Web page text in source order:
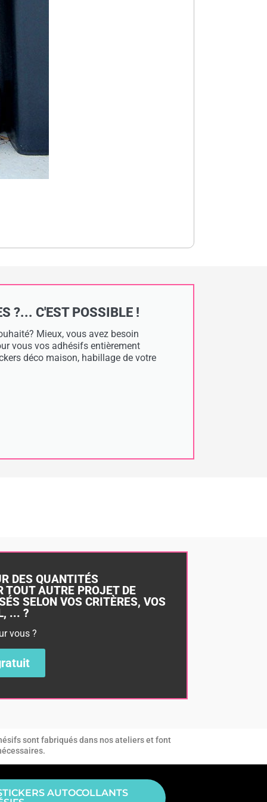
?... C'EST POSSIBLE !
Mieux, vous avez besoin
vous vos adhésifs entièrement
déco maison, habillage de votre
DES QUANTITÉS
TOUT AUTRE PROJET DE
SELON VOS CRITÈRES, VOS
... ?
vous ?
sont fabriqués dans nos ateliers et font
AUTOCOLLANTS